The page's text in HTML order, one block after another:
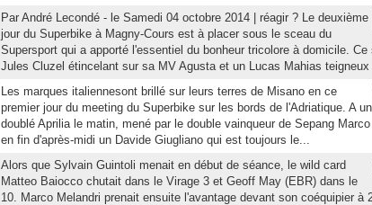
Par André Lecondé - le Samedi 04 octobre 2014 | réagir ? Le deuxième
jour du Superbike à Magny-Cours est à placer sous le sceau du
Supersport qui a apporté l'essentiel du bonheur tricolore à domicile.
Jules Cluzel étincelant sur sa MV Agusta et un Lucas Mahias teigneux
Les marques italiennesont brillé sur leurs terres de Misano en ce
premier jour du meeting du Superbike sur les bords de l'Adriatique. A un
doublé Aprilia le matin, mené par le double vainqueur de Sepang
en fin d'après-midi un Davide Giugliano qui est toujours le...
Alors que Sylvain Guintoli menait en début de séance, le wild card
Matteo Baiocco chutait dans le Virage 3 et Geoff May (EBR) dans le
10. Marco Melandri prenait ensuite l'avantage devant son coéquipier à